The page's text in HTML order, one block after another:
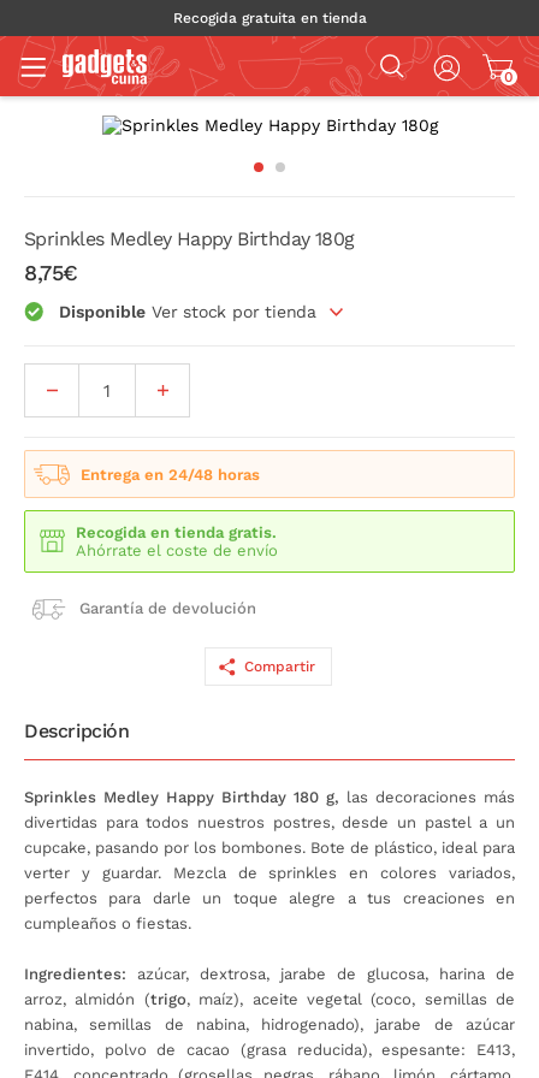
Recogida gratuita en tienda
0
Sprinkles Medley Happy Birthday 180g
8,75€
Disponible Ver stock por tienda
Entrega en 24/48 horas
Recogida en tienda gratis.
Ahórrate el coste de envío
Garantía de devolución
Compartir
Descripción
Sprinkles Medley Happy Birthday 180 g, las decoraciones más
divertidas para todos nuestros postres, desde un pastel a un
cupcake, pasando por los bombones. Bote de plástico, ideal para
verter y guardar. Mezcla de sprinkles en colores variados,
perfectos para darle un toque alegre a tus creaciones en
cumpleaños o fiestas.
Ingredientes: azúcar, dextrosa, jarabe de glucosa, harina de
arroz, almidón (trigo, maíz), aceite vegetal (coco, semillas de
nabina, semillas de nabina, hidrogenado), jarabe de azúcar
invertido, polvo de cacao (grasa reducida), espesante: E413,